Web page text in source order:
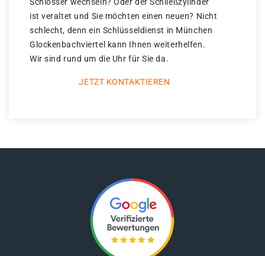
Schlösser wechseln? Oder der Schließzylinder
ist veraltet und Sie möchten einen neuen? Nicht
schlecht, denn ein Schlüsseldienst in München
Glockenbachviertel kann Ihnen weiterhelfen.
Wir sind rund um die Uhr für Sie da.
JETZT KONTAKTIEREN